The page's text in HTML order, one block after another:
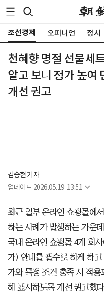
조선경제 오피니언 정치
천혜향 명절 선물세
알고 보니 정가 높여
개선 권고
김승현 기자
업데이트 2026.05.19. 13:51
최근 일부 온라인 쇼핑몰에
하는 사례가 발생하는 가운
국내 온라인 쇼핑몰 4개 회
가) 안내를 필수로 하게 하
가와 특정 조건 충족 시 적
해 표시하도록 개선 권고했